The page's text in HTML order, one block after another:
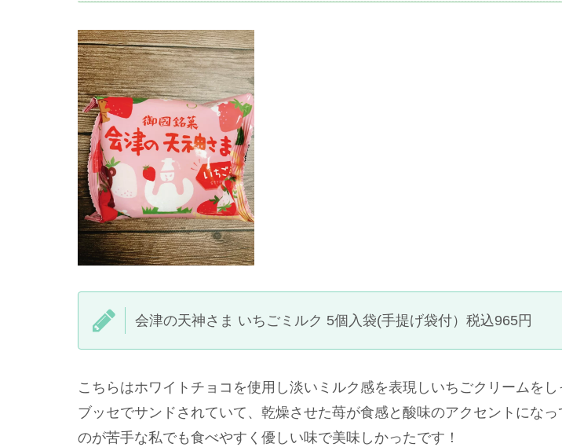
会津の天神さま いちごミルク 5個入袋(手提げ袋付）税込965円
こちらはホワイトチョコを使用し淡いミルク感を表現しいちごクリームを
ブッセでサンドされていて、乾燥させた苺が食感と酸味のアクセントになっ
のが苦手な私でも食べやすく優しい味で美味しかったです！